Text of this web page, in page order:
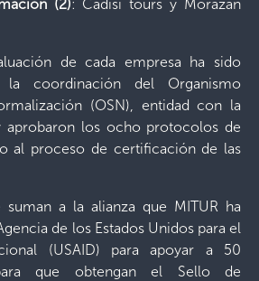
(2): Cadisi tours y Morazán
de cada empresa ha sido
la coordinación del Organismo
(OSN), entidad con la
aprobaron los ocho protocolos de
al proceso de certificación de las
suman a la alianza que MITUR ha
de los Estados Unidos para el
(USAID) para apoyar a 50
que obtengan el Sello de